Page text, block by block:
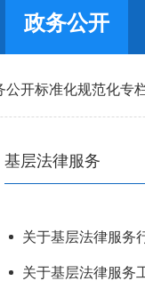
政务公开
公开标准化规范化专
基层法律服务
关于基层法律服务
关于基层法律服务